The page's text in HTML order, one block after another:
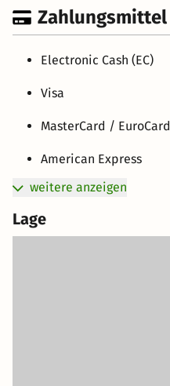
Zahlungsmittel
Electronic Cash (EC)
Visa
MasterCard / EuroCard
American Express
weitere anzeigen
Lage